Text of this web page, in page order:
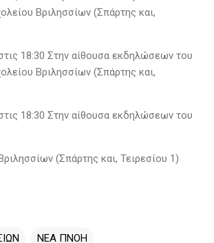
Βριλησσίων (Σπάρτης και,
18:30 Στην αίθουσα εκδηλώσεων του
Βριλησσίων (Σπάρτης και,
18:30 Στην αίθουσα εκδηλώσεων του
(Σπάρτης και, Τειρεσίου 1)
ΝΕΑ ΠΝΟΗ